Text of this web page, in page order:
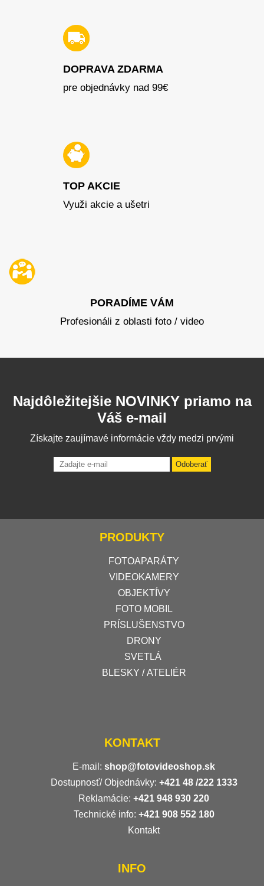
DOPRAVA ZDARMA
pre objednávky nad 99€
TOP AKCIE
Využi akcie a ušetri
PORADÍME VÁM
Profesionáli z oblasti foto / video
Najdôležitejšie NOVINKY priamo na
Váš e-mail
Získajte zaujímavé informácie vždy medzi prvými
Odoberať
PRODUKTY
FOTOAPARÁTY
VIDEOKAMERY
OBJEKTÍVY
FOTO MOBIL
PRÍSLUŠENSTVO
DRONY
SVETLÁ
BLESKY / ATELIÉR
KONTAKT
E-mail: shop@fotovideoshop.sk
Dostupnosť/ Objednávky: +421 48 /222 1333
Reklamácie: +421 948 930 220
Technické info: +421 908 552 180
Kontakt
INFO